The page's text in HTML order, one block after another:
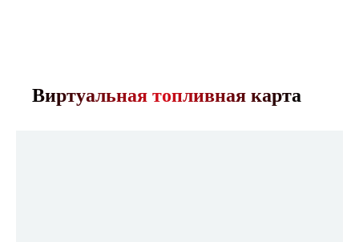
Виртуальная топливная карта